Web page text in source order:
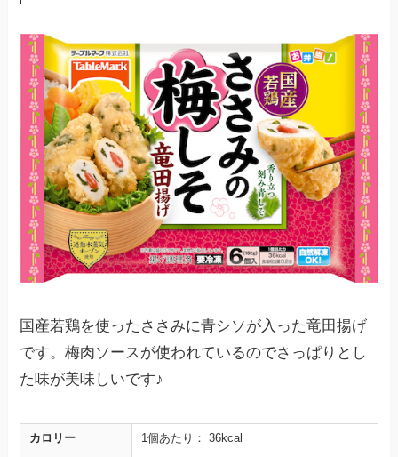
国産若鶏を使ったささみに青シソが入った竜田揚げ
です。梅肉ソースが使われているのでさっぱりとし
た味が美味しいです♪
カロリー 1個あたり： 36kcal